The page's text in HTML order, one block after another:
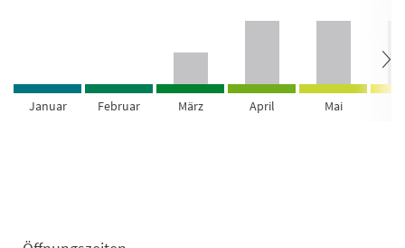
Januar Februar März April Mai